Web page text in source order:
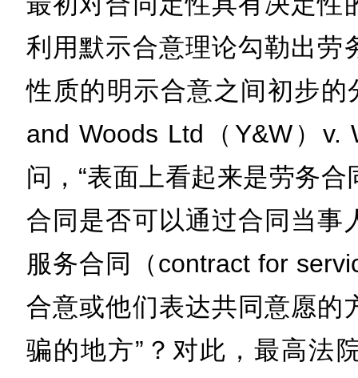
利用默示合意理论勾勒出劳
性质的明示合意之间初步的
and Woods Ltd（Y&W）
问，“表面上看起来是劳务
合同是否可以通过合同当事
服务合同（contract for
合意或他们表达共同意愿的
骗的地方”？对此，最高法